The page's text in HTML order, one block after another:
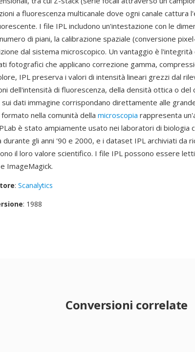
a fluorescenza multicanale dove ogni canale cattura
I file IPL includono un'intestazione con le
di piani, la calibrazione spaziale (conversione
dal sistema microscopico. Un vantaggio è
fotografici che applicano correzione gamma,
IPL preserva i valori di intensità lineari grezzi dal
dell'intensità di fluorescenza, della densità ottica o del
dati immagine corrispondano direttamente alle
nella comunità della microscopia rappresenta
è stato ampiamente usato nei laboratori di biologia
durante gli anni '90 e 2000, e i dataset IPL archiviati da
il loro valore scientifico. I file IPL possono essere letti
ImageMagick.
: Scanalytics
: 1988
Conversioni correlate